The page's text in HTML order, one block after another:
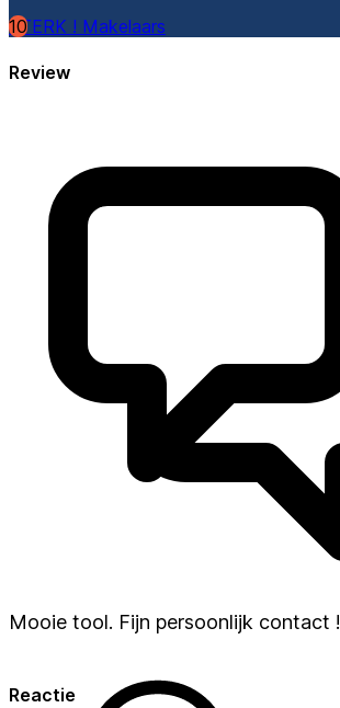
10
STERK ! Makelaars
Review
Mooie tool. Fijn persoonlijk contact !
Reactie